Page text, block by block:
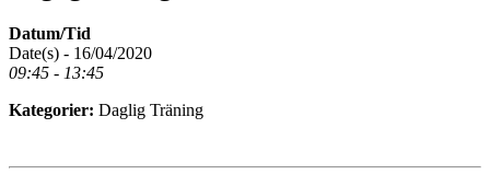
Datum/Tid
Date(s) - 16/04/2020
09:45 - 13:45
Kategorier: Daglig Träning